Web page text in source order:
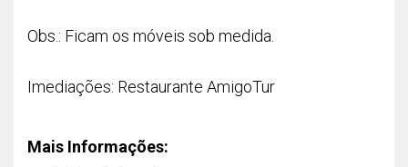
Obs.: Ficam os móveis sob medida.
Imediações: Restaurante AmigoTur
Mais Informações: